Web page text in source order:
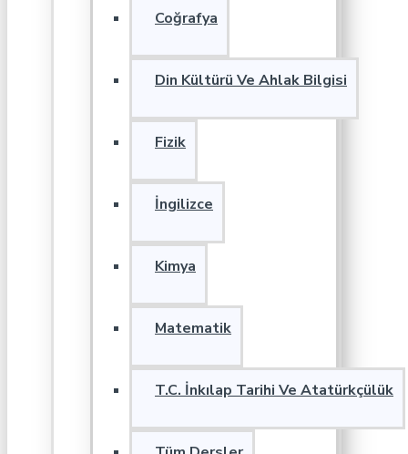
Coğrafya
Din Kültürü Ve Ahlak Bilgisi
Fizik
İngilizce
Kimya
Matematik
T.C. İnkılap Tarihi Ve Atatürkçülük